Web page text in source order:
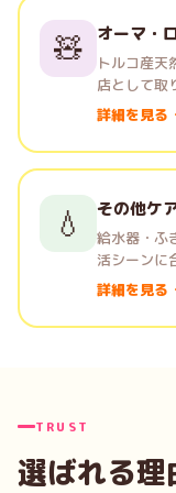
🧸 オーマ・
トルコ産天
店として取
詳細を見
💧 その他ケ
給水器・ふ
活シーンに
詳細を見
TRUST
選ばれる理